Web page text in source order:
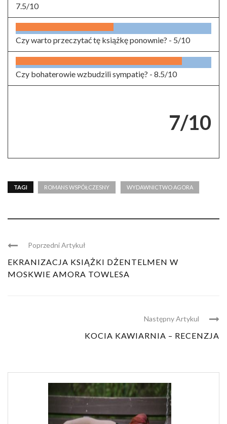
7.5/10
Czy warto przeczytać tę książkę ponownie? - 5/10
Czy bohaterowie wzbudzili sympatię? - 8.5/10
7/10
TAGI ROMANS WSPÓŁCZESNY WYDAWNICTWO AGORA
Poprzedni Artykuł
EKRANIZACJA KSIĄŻKI DŻENTELMEN W
MOSKWIE AMORA TOWLESA
Następny Artykul
KOCIA KAWIARNIA – RECENZJA